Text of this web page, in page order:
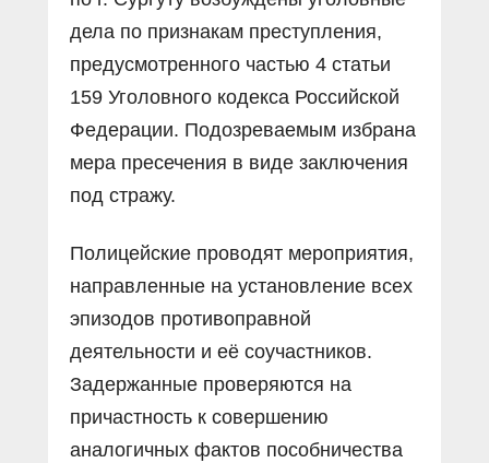
дела по признакам преступления,
предусмотренного частью 4 статьи
159 Уголовного кодекса Российской
Федерации. Подозреваемым избрана
мера пресечения в виде заключения
под стражу.
Полицейские проводят мероприятия,
направленные на установление всех
эпизодов противоправной
деятельности и её соучастников.
Задержанные проверяются на
причастность к совершению
аналогичных фактов пособничества